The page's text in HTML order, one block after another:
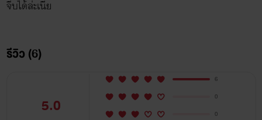
จีบได้ล่ะเนี่ย
รีวิว (6)
5.0
6
0
0